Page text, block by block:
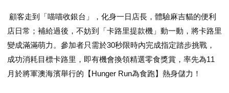
顧客走到「喵喵收銀台」，化身一日店長，體驗麻吉貓的便利
店日常；補給過後，不妨到「卡路里提款機」動一動，將卡路里
變成滿滿萌力。參加者只需於30秒限時內完成指定踏步挑戰，
成功消耗目標卡路里，即有機會換領精選零食獎賞，率先為11
月於將軍澳海濱舉行的【Hunger Run為食跑】熱身儲力！